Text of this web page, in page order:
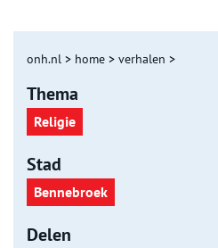
onh.nl > home > verhalen >
Thema
Religie
Stad
Bennebroek
Delen